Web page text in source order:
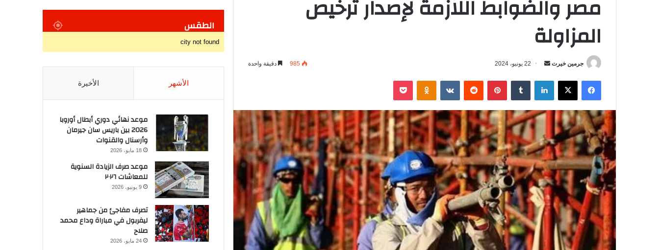
مصر والضوابط اللازمة لإصدار ترخيص
المزاولة
جرمين خيرت
س
ب
ي
د
ا
إ
ل
ك
ت
ر
22 يونيو، 2024 985 دقيقة واحدة
فيسبوك ‫X لينكدإن بينتيريست
الطقس
city not found
الأشهر الأخيرة
موعد نهائي دوري أبطال أوروبا
2026 بين باريس سان جيرمان
وأرسنال والقنوات
18 مايو، 2026
موعد صرف الزيادة السنوية
للمعاشات ٢٠٢٦
9 يونيو، 2026
تصرف مفاجئ من جماهير
ليفربول في مباراة وداع محمد
صلاح
24 مايو، 2026